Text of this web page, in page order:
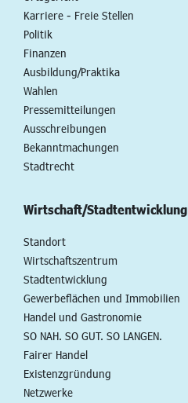
Karriere - Freie Stellen
Politik
Finanzen
Ausbildung/Praktika
Wahlen
Pressemitteilungen
Ausschreibungen
Bekanntmachungen
Stadtrecht
Wirtschaft/Stadtentwicklung
Standort
Wirtschaftszentrum
Stadtentwicklung
Gewerbeflächen und Immobilien
Handel und Gastronomie
SO NAH. SO GUT. SO LANGEN.
Fairer Handel
Existenzgründung
Netzwerke